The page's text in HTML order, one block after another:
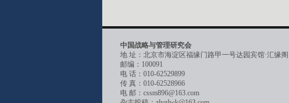
中国战略与管理研究会
地 址：北京市海淀区福缘门路甲一号达园宾馆·汇缘阁
邮编：100091
电 话：010-62529899
传 真：010-62528966
电 邮：cssm896@163.com